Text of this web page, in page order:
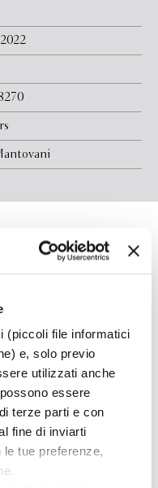
(piccoli file informatici
e, solo previo
utilizzati anche
essere
terze parti e con
fine di inviarti
tue preferenze,
il suo
meccanismo, fino alla
resta in trappola.”
lettere
dalNew York Times
ha guidato con
attraverso i
che hanno
del ventesimo
è fatto conoscere
nove, cui sono
Mattatoio n. 5